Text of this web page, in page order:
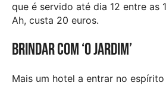
que é servido até dia 12 entre as
Ah, custa 20 euros.
Brindar com ‘O Jardim’
Mais um hotel a entrar no espírito